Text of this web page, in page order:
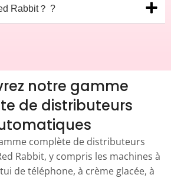
Rabbit？ ?
notre gamme
de distributeurs
complète de distributeurs
Rabbit, y compris les machines à
de téléphone, à crème glacée, à